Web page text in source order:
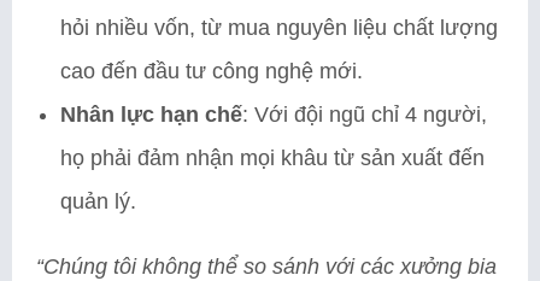
hỏi nhiều vốn, từ mua nguyên liệu chất lượng
cao đến đầu tư công nghệ mới.
Nhân lực hạn chế: Với đội ngũ chỉ 4 người,
họ phải đảm nhận mọi khâu từ sản xuất đến
quản lý.
“Chúng tôi không thể so sánh với các xưởng bia